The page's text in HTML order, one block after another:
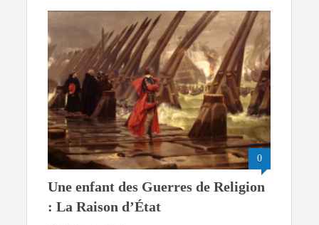
0
Une enfant des Guerres de Religion
: La Raison d’État